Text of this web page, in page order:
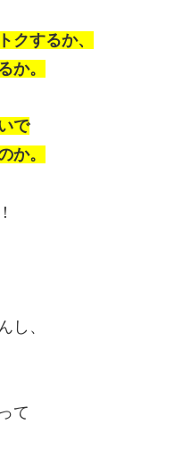
クするか、
か。
で
か。
し、
て